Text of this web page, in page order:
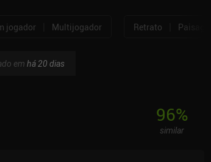
jogador Multijogador Retrato Paisagem
em há 20 dias
96%
similar